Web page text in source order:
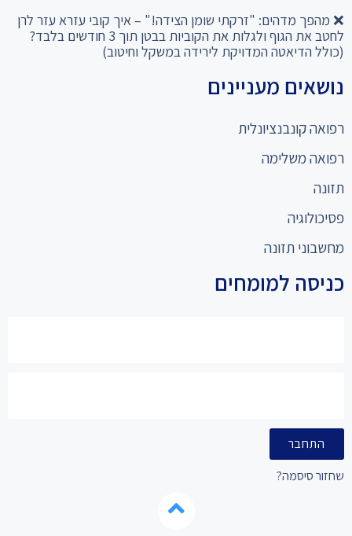
❌ מהפך מדהים: "זרקתי שומן הצידה!" – איך קובי עזרא עזר לרן
לחטב את הגוף ולגלות את הקוביות בבטן תוך 3 חודשים בלבד?
(כולל הדיאטה המדויקת לירידה במשקל וחיטוב)
נושאים מעניינים
רפואה קונבנציונלית
רפואה משלימה
תזונה
פסיכולוגיה
מחשבוני תזונה
כניסה למומחים
התחבר
שחזור סיסמה?